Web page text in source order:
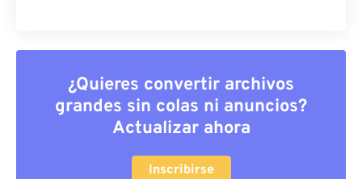
¿Quieres convertir archivos
grandes sin colas ni anuncios?
Actualizar ahora
Inscribirse